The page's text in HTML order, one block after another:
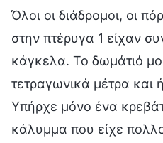
Όλοι οι διάδρομοι, οι
στην πτέρυγα 1 είχαν
κάγκελα. Το δωμάτιό
τετραγωνικά μέτρα και
Υπήρχε μόνο ένα
κάλυμμα που είχε